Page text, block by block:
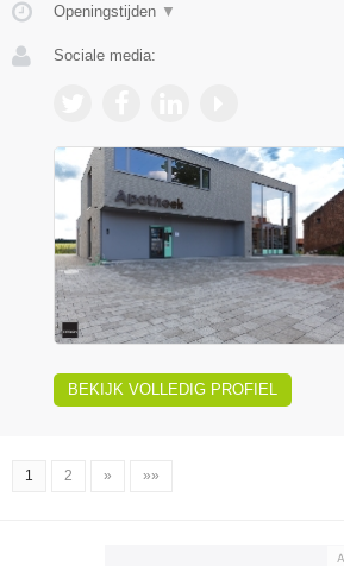
Openingstijden ▼
Sociale media:
BEKIJK VOLLEDIG PROFIEL
1 2 » »»